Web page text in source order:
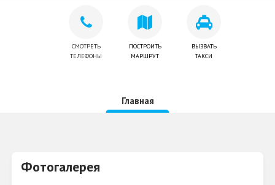
СМОТРЕТЬ
ТЕЛЕФОНЫ
ПОСТРОИТЬ
МАРШРУТ
ВЫЗВАТЬ
ТАКСИ
Главная
Фотогалерея